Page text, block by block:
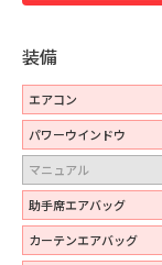
装備
エアコン
パワーウインドウ
マニュアル
助手席エアバッグ
カーテンエアバッグ